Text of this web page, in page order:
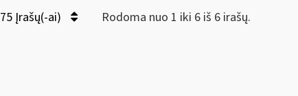
75 Įrašų(-ai) Rodoma nuo 1 iki 6 iš 6 irašų.